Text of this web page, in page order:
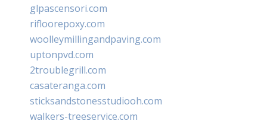
glpascensori.com
rifloorepoxy.com
woolleymillingandpaving.com
uptonpvd.com
2troublegrill.com
casateranga.com
sticksandstonesstudiooh.com
walkers-treeservice.com